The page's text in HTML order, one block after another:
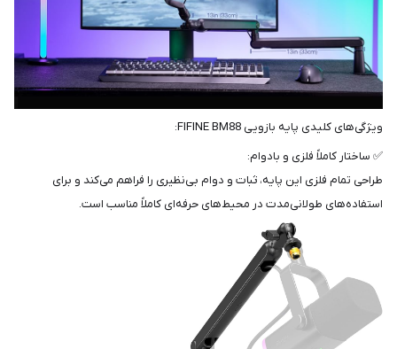
ویژگی‌های کلیدی پایه بازویی FIFINE BM88:
✅ ساختار کاملاً فلزی و بادوام:
طراحی تمام فلزی این پایه، ثبات و دوام بی‌نظیری را فراهم می‌کند و برای
استفاده‌های طولانی‌مدت در محیط‌های حرفه‌ای کاملاً مناسب است.